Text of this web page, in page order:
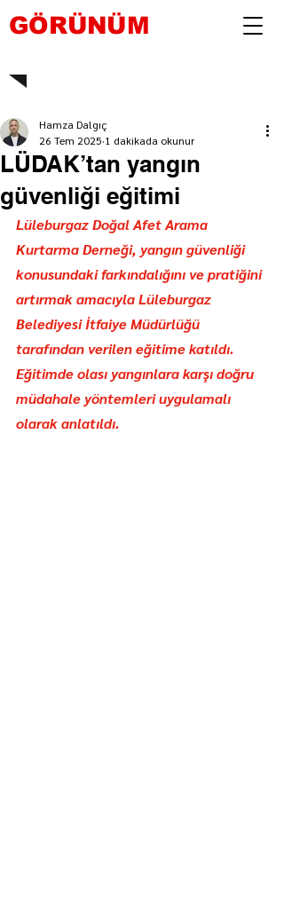
GÖRÜNÜM
LÜDAK’tan yangın
güvenliği eğitimi
Hamza Dalgıç
26 Tem 2025 1 dakikada okunur
Lüleburgaz Doğal Afet Arama
Kurtarma Derneği, yangın güvenliği
konusundaki farkındalığını ve pratiğini
artırmak amacıyla Lüleburgaz
Belediyesi İtfaiye Müdürlüğü
tarafından verilen eğitime katıldı.
Eğitimde olası yangınlara karşı doğru
müdahale yöntemleri uygulamalı
olarak anlatıldı.